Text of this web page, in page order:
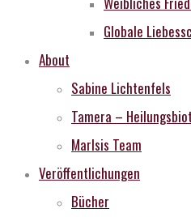
Globale
About
Sabine Lichtenfels
Tamera –
MarIsis Team
Veröffentlichungen
Bücher